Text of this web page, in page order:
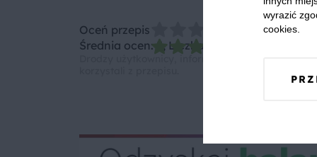
Oceń przepis
Średnia ocen: 5, Liczba ocen: 1
wyrazić
cookies.